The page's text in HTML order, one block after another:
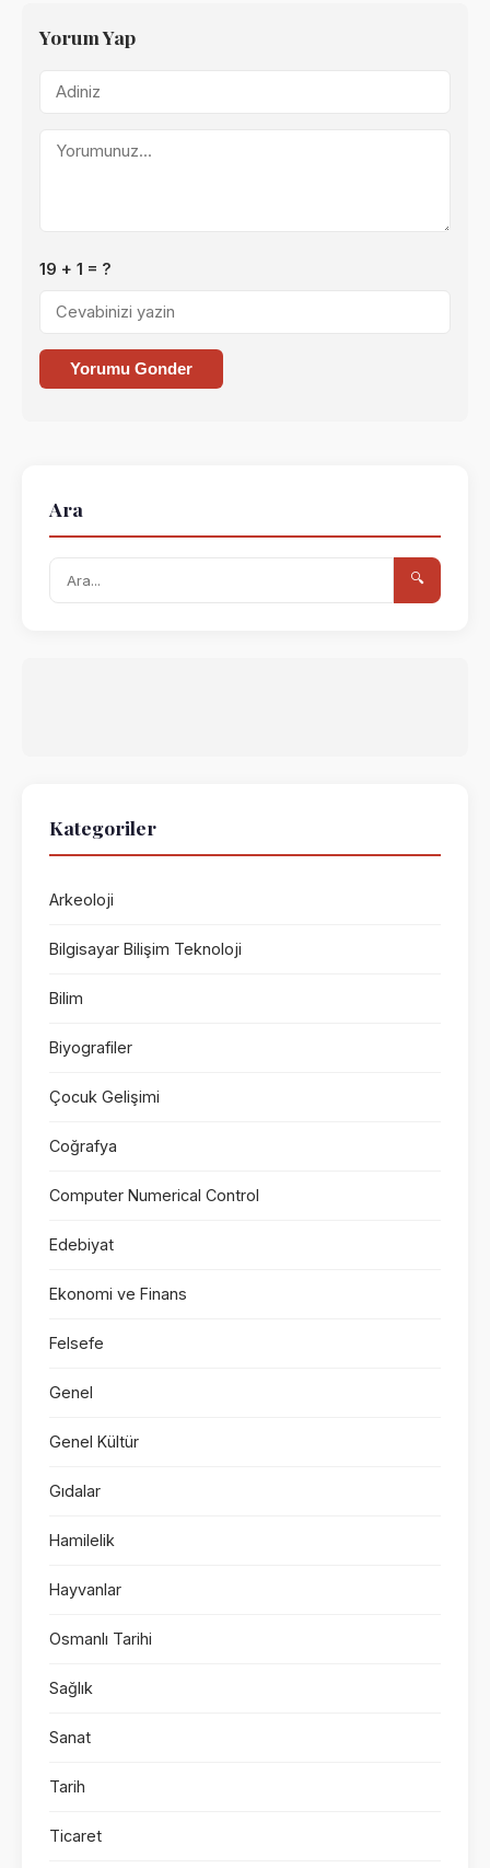
Yorum Yap
19 + 1 = ?
Yorumu Gonder
Ara
🔍
Kategoriler
Arkeoloji
Bilgisayar Bilişim Teknoloji
Bilim
Biyografiler
Çocuk Gelişimi
Coğrafya
Computer Numerical Control
Edebiyat
Ekonomi ve Finans
Felsefe
Genel
Genel Kültür
Gıdalar
Hamilelik
Hayvanlar
Osmanlı Tarihi
Sağlık
Sanat
Tarih
Ticaret